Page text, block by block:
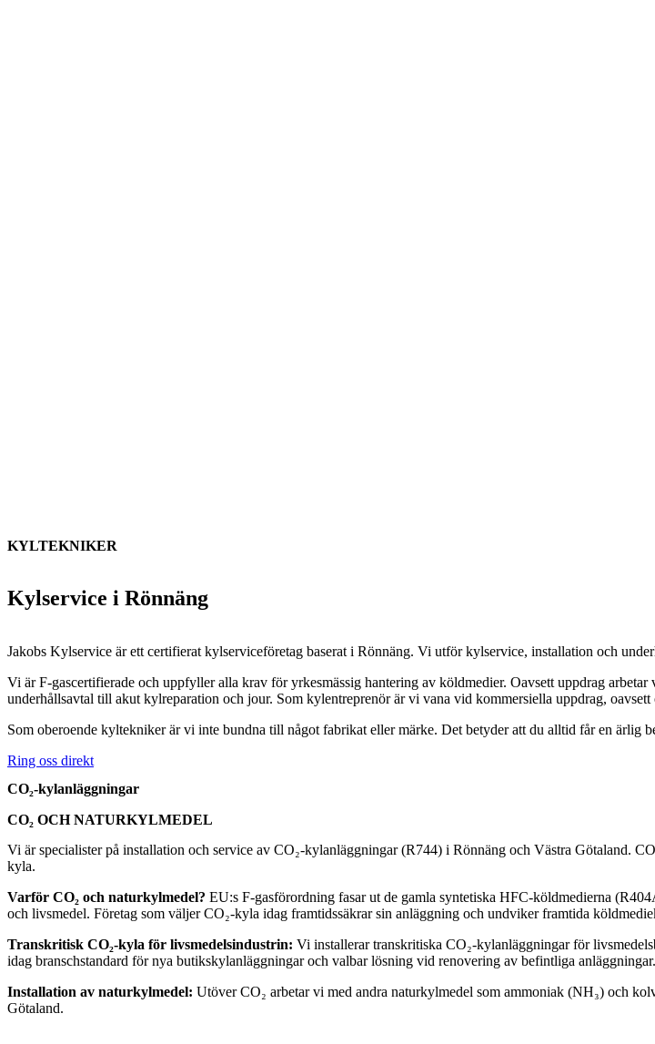
Kylservice i Rönnäng
Jakobs Kylservice är ett certifierat kylserviceföretag baserat i Rönnäng. Vi utför kylservice, installation och
Vi är F-gascertifierade och uppfyller alla krav för yrkesmässig hantering av köldmedier. Oavsett uppdrag
underhållsavtal till akut kylreparation och jour. Som kylentreprenör är vi vana vid kommersiella uppdrag,
Som oberoende kyltekniker är vi inte bundna till något fabrikat eller märke. Det betyder att du alltid får en ärlig
KYLTEKNIKER
Ring oss direkt
CO₂-kylanläggningar
CO₂ OCH NATURKYLMEDEL
Vi är specialister på installation och service av CO₂-kylanläggningar (R744) i Rönnäng och Västra Götaland.
kyla.
Varför CO₂ och naturkylmedel? EU:s F-gasförordning fasar ut de gamla syntetiska HFC-köldmedierna
och livsmedel. Företag som väljer CO₂-kyla idag framtidssäkrar sin anläggning och undviker framtida
Transkritisk CO₂-kyla för livsmedelsindustrin: Vi installerar transkritiska CO₂-kylanläggningar för
idag branschstandard för nya butikskylanläggningar och valbar lösning vid renovering av befintliga anläggningar.
Installation av naturkylmedel: Utöver CO₂ arbetar vi med andra naturkylmedel som ammoniak (NH₃) och
Götaland.